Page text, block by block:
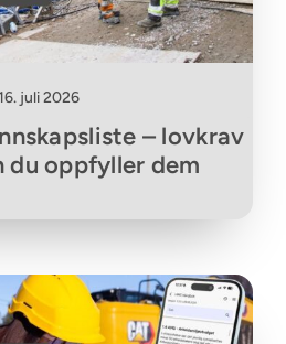
juli 2026
– lovkrav
du oppfyller dem